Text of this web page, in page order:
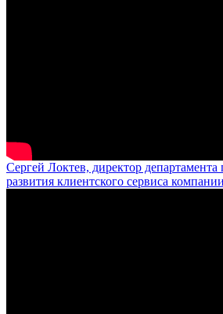
Сергей Локтев, директор
развития клиентского сервиса